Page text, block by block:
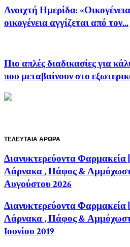
Ανοιχτή Ημερίδα:
οικογένεια αγγίζεται από τον...
Πιο απλές διαδικασίες για
που μεταβαίνουν στο
ΤΕΛΕΥΤΑΙΑ ΑΡΘΡΑ
Διανυκτερεύοντα
Λάρνακα , Πάφος &
Αυγούστου 2026
Διανυκτερεύοντα
Λάρνακα , Πάφος &
Iουνίου 2019